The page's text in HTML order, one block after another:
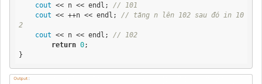
cout << n << endl;
// 101
cout << ++n << endl;
// tăng n lên 102 sau đó in 10
2
cout << n << endl;
// 102
return 0;
}